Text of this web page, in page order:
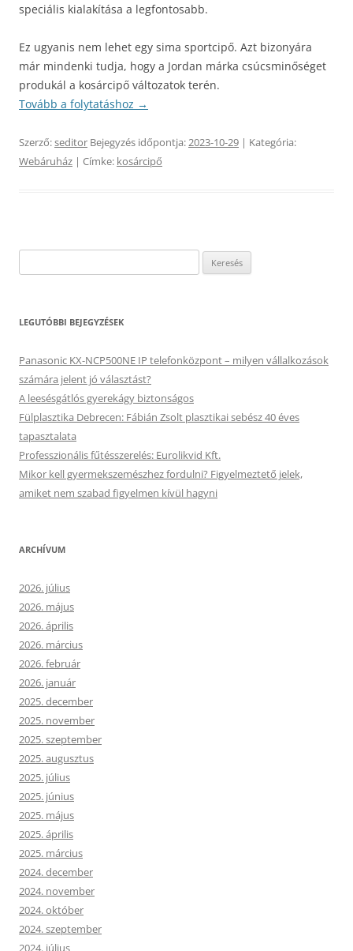
speciális kialakítása a legfontosabb.
Ez ugyanis nem lehet egy sima sportcipő. Azt bizonyára
már mindenki tudja, hogy a Jordan márka csúcsminőséget
produkál a kosárcipő változatok terén.
Tovább a folytatáshoz →
Szerző:seditor Bejegyzés időpontja:2023-10-29 | Kategória:
Webáruház | Címke: kosárcipő
LEGUTÓBBI BEJEGYZÉSEK
Panasonic KX-NCP500NE IP telefonközpont – milyen vállalkozások
számára jelent jó választást?
A leesésgátlós gyerekágy biztonságos
Fülplasztika Debrecen: Fábián Zsolt plasztikai sebész 40 éves
tapasztalata
Professzionális fűtésszerelés: Eurolikvid Kft.
Mikor kell gyermekszemészhez fordulni? Figyelmeztető jelek,
amiket nem szabad figyelmen kívül hagyni
ARCHÍVUM
2026. július
2026. május
2026. április
2026. március
2026. február
2026. január
2025. december
2025. november
2025. szeptember
2025. augusztus
2025. július
2025. június
2025. május
2025. április
2025. március
2024. december
2024. november
2024. október
2024. szeptember
2024. július